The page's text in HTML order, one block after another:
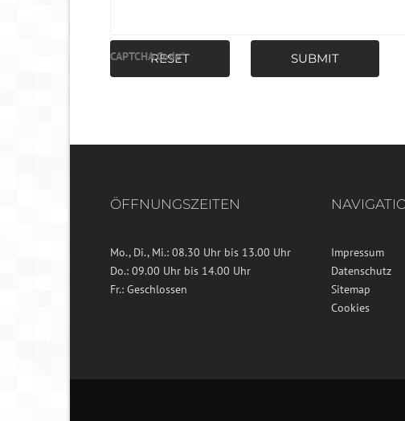
CAPTCHA Code*
RESET SUBMIT
ÖFFNUNGSZEITEN
Mo., Di., Mi.: 08.30 Uhr bis 13.00 Uhr
Do.: 09.00 Uhr bis 14.00 Uhr
Fr.: Geschlossen
Impressum
Datenschutz
Sitemap
Cookies